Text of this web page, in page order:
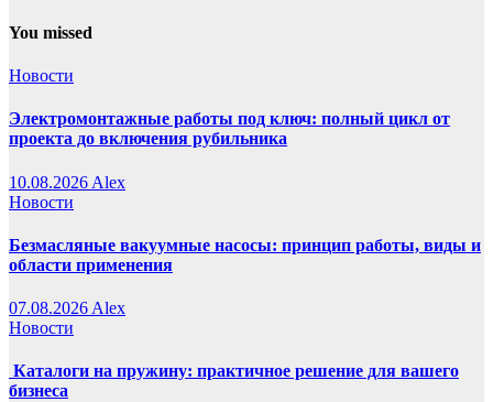
You missed
Новости
Электромонтажные работы под ключ: полный цикл от
проекта до включения рубильника
10.08.2026 Alex
Новости
Безмасляные вакуумные насосы: принцип работы, виды и
области применения
07.08.2026 Alex
Новости
Каталоги на пружину: практичное решение для вашего
бизнеса